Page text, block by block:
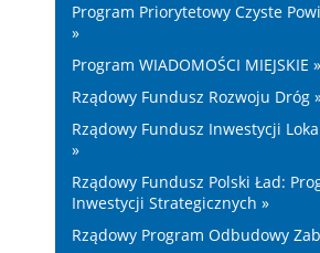
Program Priorytetowy Czyste
»
Program WIADOMOŚCI MIEJSKIE »
Rządowy Fundusz Rozwoju Dróg
Rządowy Fundusz Inwestycji
»
Rządowy Fundusz Polski Ład:
Inwestycji Strategicznych »
Rządowy Program Odbudowy